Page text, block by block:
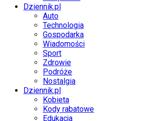
Dziennik.pl
Auto
Technologia
Gospodarka
Wiadomości
Sport
Zdrowie
Podróże
Nostalgia
Dziennik.pl
Kobieta
Kody rabatowe
Edukacja